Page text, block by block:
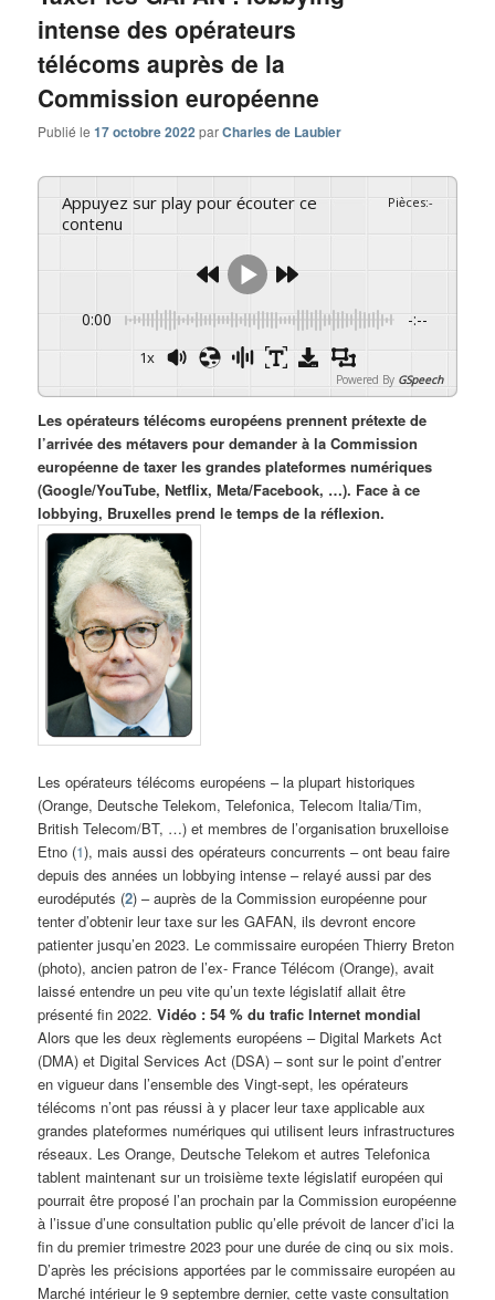
intense des opérateurs
télécoms auprès de la
Commission européenne
Publié le17 octobre 2022parCharles de Laubier
Appuyez sur play pour écouter ce
contenu
Pièces:-
0:00 -:--
1x
Powered By GSpeech
Les opérateurs télécoms européens prennent prétexte de
l’arrivée des métavers pour demander à la Commission
européenne de taxer les grandes plateformes numériques
(Google/YouTube, Netflix, Meta/Facebook, …). Face à ce
lobbying, Bruxelles prend le temps de la réflexion.
Les opérateurs télécoms européens – la plupart historiques
(Orange, Deutsche Telekom, Telefonica, Telecom Italia/Tim,
British Telecom/BT, …) et membres de l’organisation bruxelloise
Etno (1), mais aussi des opérateurs concurrents – ont beau faire
depuis des années un lobbying intense – relayé aussi par des
eurodéputés (2) – auprès de la Commission européenne pour
tenter d’obtenir leur taxe sur les GAFAN, ils devront encore
patienter jusqu’en 2023. Le commissaire européen Thierry Breton
(photo), ancien patron de l’ex- France Télécom (Orange), avait
laissé entendre un peu vite qu’un texte législatif allait être
présenté fin 2022.Vidéo : 54 % du trafic Internet mondial
Alors que les deux règlements européens – Digital Markets Act
(DMA) et Digital Services Act (DSA) – sont sur le point d’entrer
en vigueur dans l’ensemble des Vingt-sept, les opérateurs
télécoms n’ont pas réussi à y placer leur taxe applicable aux
grandes plateformes numériques qui utilisent leurs infrastructures
réseaux. Les Orange, Deutsche Telekom et autres Telefonica
tablent maintenant sur un troisième texte législatif européen qui
pourrait être proposé l’an prochain par la Commission européenne
à l’issue d’une consultation public qu’elle prévoit de lancer d’ici la
fin du premier trimestre 2023 pour une durée de cinq ou six mois.
D’après les précisions apportées par le commissaire européen au
Marché intérieur le 9 septembre dernier, cette vaste consultation